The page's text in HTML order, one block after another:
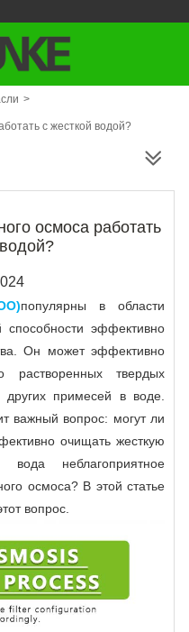
>
с жесткой водой?
осмоса работать
популярны в области
способности эффективно
Он может эффективно
растворенных твердых
примесей в воде.
важный вопрос: могут ли
очищать жесткую
неблагоприятное
осмоса? В этой статье
вопрос.